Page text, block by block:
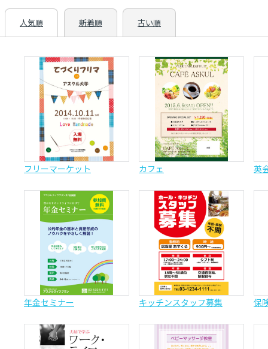
人気順 新着順 古い順
フリーマーケット カフェ 英
年金セミナー キッチンスタッフ募集 保